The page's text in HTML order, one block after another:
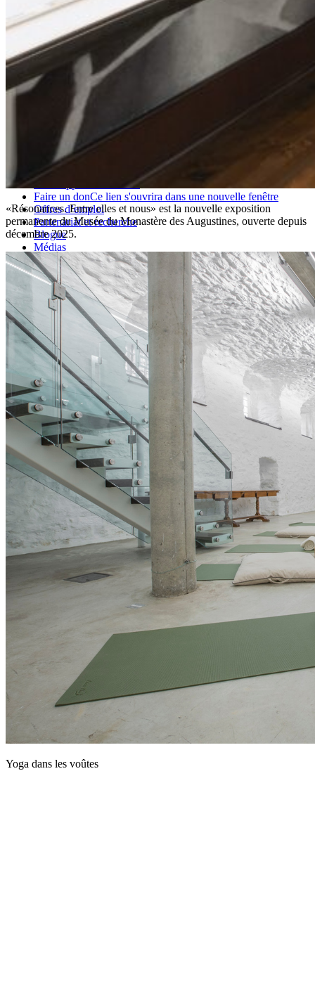
«Résonances. Entre elles et nous» est la nouvelle exposition
permanente du Musée du Monastère des Augustines, ouverte depuis
décembre 2025.
Yoga dans les voûtes
nouvelle fenêtre
info@monastere.ca
Numéro d’enregistrement :
272823
Le Monastère
À propos
Mission culturelle et sociale
Développement durable
Faire un donCe lien s'ouvrira dans une nouvelle fenêtre
Offres d’emploi
Partenariat et recherche
Blogue
Médias
Planifier ma visite
Foire aux questions
Transport en commun
Stationnement
Nous suivre
Ce lien s'ouvrira dans une nouvelle fenêtre
Ce lien s'ouvrira dans une nouvelle fenêtre
Ce lien s'ouvrira dans une nouvelle fenêtre
Ce lien s'ouvrira dans une nouvelle fenêtre
Ce lien s'ouvrira dans une nouvelle fenêtre
Faire partie de notre communauté
S’inscrire à l’infolettre
Nétiquette
Création
Ce lien s'ouvrira dans une nouvelle
© 2023 Le Monastère des Augustines. Tous droits réservés.